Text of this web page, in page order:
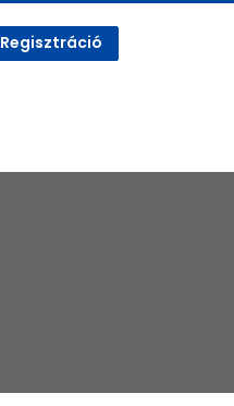
Regisztráció